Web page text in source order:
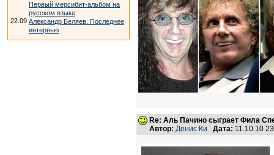
Первый мерсибит-альбом на
русском языке
22.09 Александр Беляев. Последнее
интервью
Re: Аль Пачино сыграет Фила
Автор: Денис Ки Дата: 11.10.10